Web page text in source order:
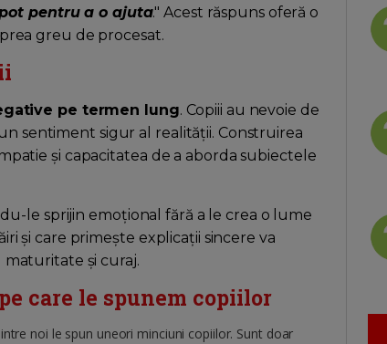
pentru a o ajuta." Acest răspuns oferă o
greu de procesat.
pe termen lung. Copiii au nevoie de
sentiment sigur al realității. Construirea
și capacitatea de a aborda subiectele
le sprijin emoțional fără a le crea o lume
și care primește explicații sincere va
maturitate și curaj.
care le spunem copiilor
noi le spun uneori minciuni copiilor. Sunt doar